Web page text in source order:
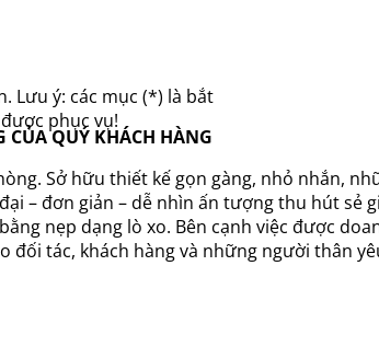
Lưu ý: các mục (*) là bắt
phục vụ!
CỦA QUÝ KHÁCH HÀNG
Sở hữu thiết kế gọn gàng, nhỏ nhắn,
– đơn giản – dễ nhìn ấn tượng thu hút sẻ
nẹp dạng lò xo. Bên cạnh việc được
đối tác, khách hàng và những người thân